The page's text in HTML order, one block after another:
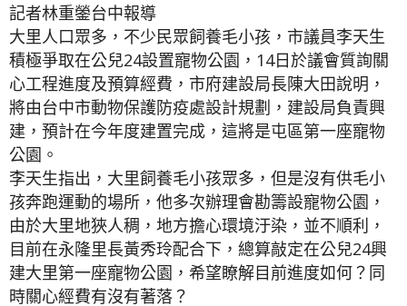
記者林重鎣台中報導
大里人口眾多，不少民眾飼養毛小孩，市議員李天生
積極爭取在公兒24設置寵物公園，14日於議會質詢關
心工程進度及預算經費，市府建設局長陳大田說明，
將由台中市動物保護防疫處設計規劃，建設局負責興
建，預計在今年度建置完成，這將是屯區第一座寵物
公園。
李天生指出，大里飼養毛小孩眾多，但是沒有供毛小
孩奔跑運動的場所，他多次辦理會勘籌設寵物公園，
由於大里地狹人稠，地方擔心環境汙染，並不順利，
目前在永隆里長黃秀玲配合下，總算敲定在公兒24興
建大里第一座寵物公園，希望瞭解目前進度如何？同
時關心經費有沒有著落？